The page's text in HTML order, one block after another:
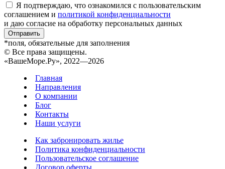
Я подтверждаю, что ознакомился с пользовательским
соглашением и политикой конфиденциальности
и даю согласие на обработку персональных данных
Отправить
*поля, обязательные для заполнения
© Все права защищены.
«ВашеМоре.Ру», 2022—2026
Главная
Направления
О компании
Блог
Контакты
Наши услуги
Как забронировать жилье
Политика конфиденциальности
Пользовательское соглашение
Договор оферты